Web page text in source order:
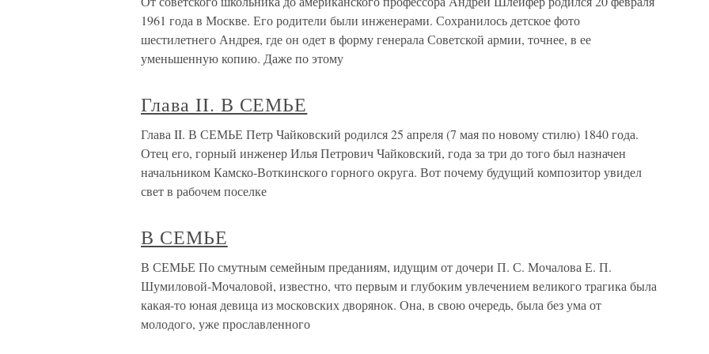
1961 года в Москве. Его родители были инженерами. Сохранилось детское фото
шестилетнего Андрея, где он одет в форму генерала Советской армии, точнее, в ее
уменьшенную копию. Даже по этому
Глава II. В СЕМЬЕ
Глава II. В СЕМЬЕ Петр Чайковский родился 25 апреля (7 мая по новому стилю) 1840 года.
Отец его, горный инженер Илья Петрович Чайковский, года за три до того был назначен
начальником Камско-Воткинского горного округа. Вот почему будущий композитор увидел
свет в рабочем поселке
В СЕМЬЕ
В СЕМЬЕ По смутным семейным преданиям, идущим от дочери П. С. Мочалова Е. П.
Шумиловой-Мочаловой, известно, что первым и глубоким увлечением великого трагика была
какая-то юная девица из московских дворянок. Она, в свою очередь, была без ума от
молодого, уже прославленного